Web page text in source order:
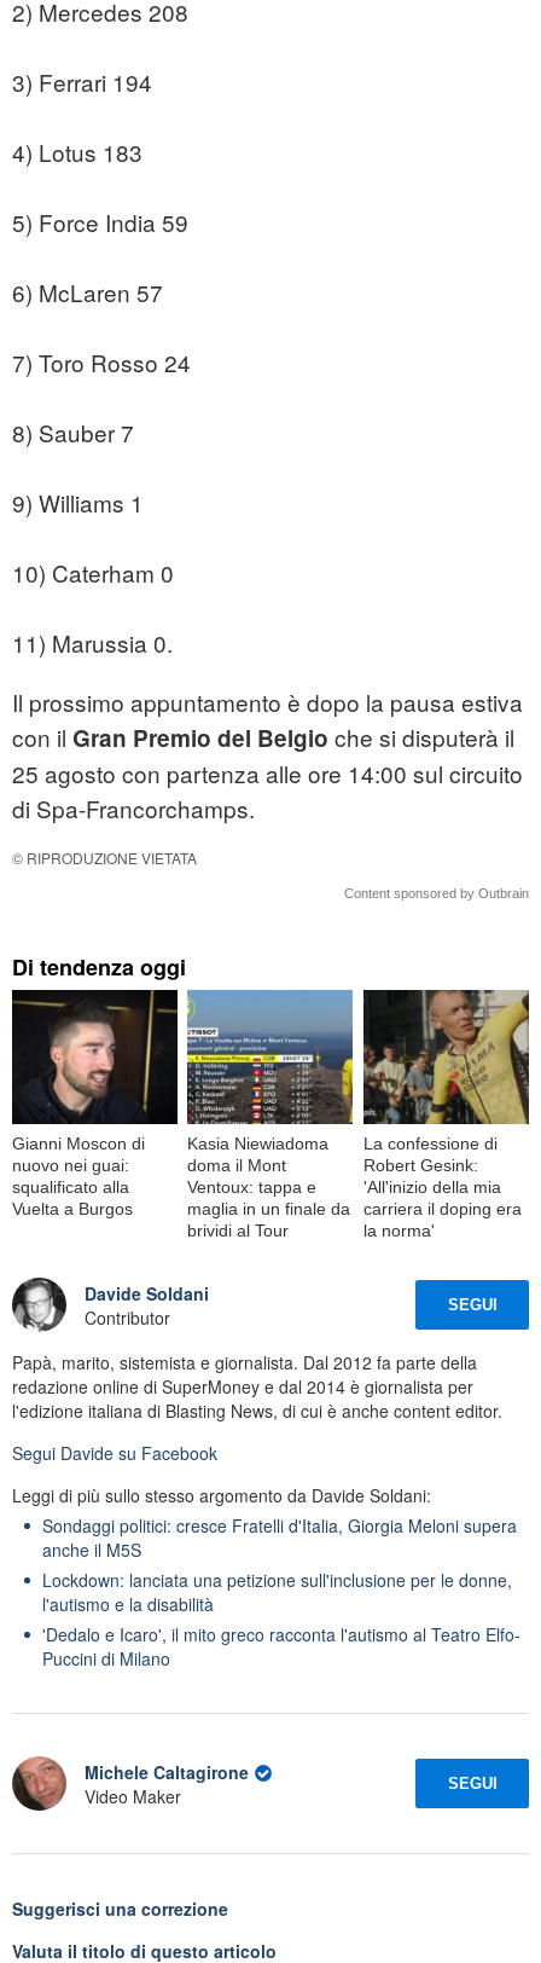
2) Mercedes 208
3) Ferrari 194
4) Lotus 183
5) Force India 59
6) McLaren 57
7) Toro Rosso 24
8) Sauber 7
9) Williams 1
10) Caterham 0
11) Marussia 0.
Il prossimo appuntamento è dopo la pausa estiva
con il Gran Premio del Belgio che si disputerà il
25 agosto con partenza alle ore 14:00 sul circuito
di Spa-Francorchamps.
© RIPRODUZIONE VIETATA
Content sponsored by Outbrain
Di tendenza oggi
Gianni Moscon di
nuovo nei guai:
squalificato alla
Vuelta a Burgos
Kasia Niewiadoma
doma il Mont
Ventoux: tappa e
maglia in un finale da
brividi al Tour
La confessione di
Robert Gesink:
'All'inizio della mia
carriera il doping era
la norma'
Davide Soldani
Contributor
SEGUI
Papà, marito, sistemista e giornalista. Dal 2012 fa parte della
redazione online di SuperMoney e dal 2014 è giornalista per
l'edizione italiana di Blasting News, di cui è anche content editor.
Segui Davide su Facebook
Leggi di più sullo stesso argomento da Davide Soldani:
Sondaggi politici: cresce Fratelli d'Italia, Giorgia Meloni supera
anche il M5S
Lockdown: lanciata una petizione sull'inclusione per le donne,
l'autismo e la disabilità
'Dedalo e Icaro', il mito greco racconta l'autismo al Teatro Elfo-
Puccini di Milano
Michele Caltagirone
Video Maker
SEGUI
Suggerisci una correzione
Valuta il titolo di questo articolo